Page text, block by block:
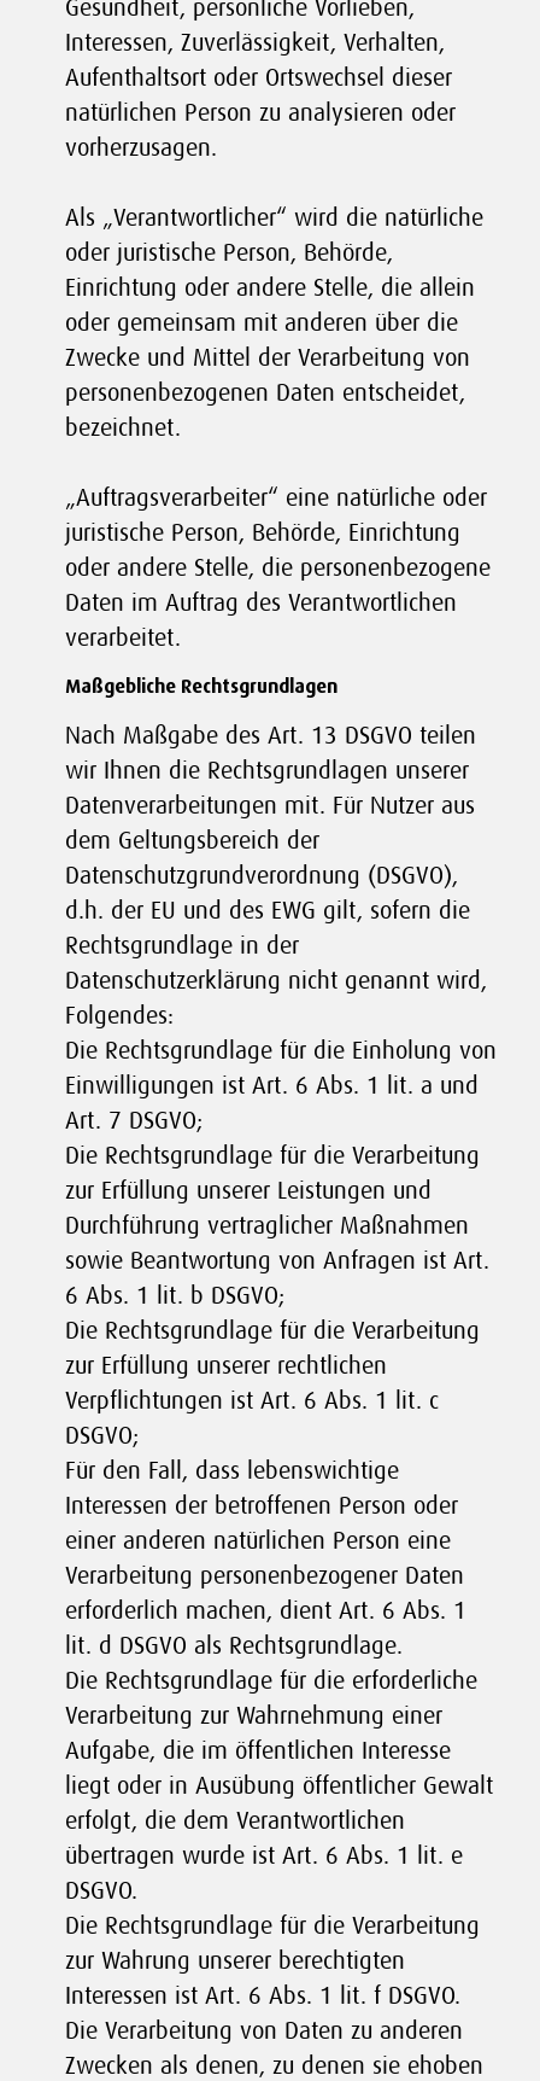
Gesundheit, persönliche Vorlieben,
Interessen, Zuverlässigkeit, Verhalten,
Aufenthaltsort oder Ortswechsel dieser
natürlichen Person zu analysieren oder
vorherzusagen.
Als „Verantwortlicher“ wird die natürliche
oder juristische Person, Behörde,
Einrichtung oder andere Stelle, die allein
oder gemeinsam mit anderen über die
Zwecke und Mittel der Verarbeitung von
personenbezogenen Daten entscheidet,
bezeichnet.
„Auftragsverarbeiter“ eine natürliche oder
juristische Person, Behörde, Einrichtung
oder andere Stelle, die personenbezogene
Daten im Auftrag des Verantwortlichen
verarbeitet.
Maßgebliche Rechtsgrundlagen
Nach Maßgabe des Art. 13 DSGVO teilen
wir Ihnen die Rechtsgrundlagen unserer
Datenverarbeitungen mit. Für Nutzer aus
dem Geltungsbereich der
Datenschutzgrundverordnung (DSGVO),
d.h. der EU und des EWG gilt, sofern die
Rechtsgrundlage in der
Datenschutzerklärung nicht genannt wird,
Folgendes:
Die Rechtsgrundlage für die Einholung von
Einwilligungen ist Art. 6 Abs. 1 lit. a und
Art. 7 DSGVO;
Die Rechtsgrundlage für die Verarbeitung
zur Erfüllung unserer Leistungen und
Durchführung vertraglicher Maßnahmen
sowie Beantwortung von Anfragen ist Art.
6 Abs. 1 lit. b DSGVO;
Die Rechtsgrundlage für die Verarbeitung
zur Erfüllung unserer rechtlichen
Verpflichtungen ist Art. 6 Abs. 1 lit. c
DSGVO;
Für den Fall, dass lebenswichtige
Interessen der betroffenen Person oder
einer anderen natürlichen Person eine
Verarbeitung personenbezogener Daten
erforderlich machen, dient Art. 6 Abs. 1
lit. d DSGVO als Rechtsgrundlage.
Die Rechtsgrundlage für die erforderliche
Verarbeitung zur Wahrnehmung einer
Aufgabe, die im öffentlichen Interesse
liegt oder in Ausübung öffentlicher Gewalt
erfolgt, die dem Verantwortlichen
übertragen wurde ist Art. 6 Abs. 1 lit. e
DSGVO.
Die Rechtsgrundlage für die Verarbeitung
zur Wahrung unserer berechtigten
Interessen ist Art. 6 Abs. 1 lit. f DSGVO.
Die Verarbeitung von Daten zu anderen
Zwecken als denen, zu denen sie ehoben